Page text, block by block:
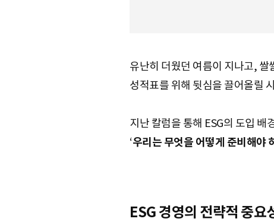
유난히 더웠던 여름이 지나고, 쌀
성적표를 위해 뒷심을 끌어올릴
지난 칼럼을 통해 ESG의 도입
‘우리는 무엇을 어떻게 준비해야
ESG 경영의 전략적 중요